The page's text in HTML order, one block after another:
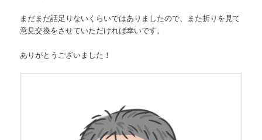
まだまだ話足りないくらいではありましたので、また折りを見て
意見交換をさせていただければ幸いです。
ありがとうございました！